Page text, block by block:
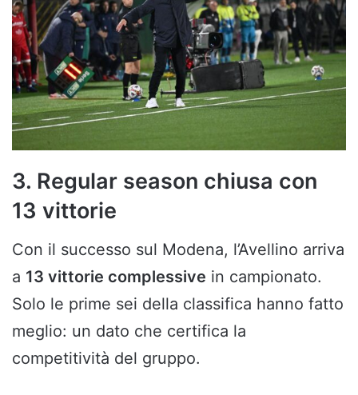
3. Regular season chiusa con
13 vittorie
Con il successo sul Modena, l’Avellino arriva
a 13 vittorie complessive in campionato.
Solo le prime sei della classifica hanno fatto
meglio: un dato che certifica la
competitività del gruppo.